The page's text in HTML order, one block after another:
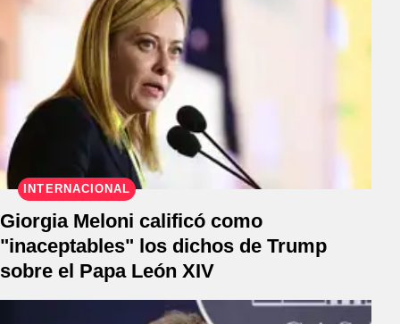
INTERNACIONAL
Giorgia Meloni calificó como
"inaceptables" los dichos de Trump
sobre el Papa León XIV